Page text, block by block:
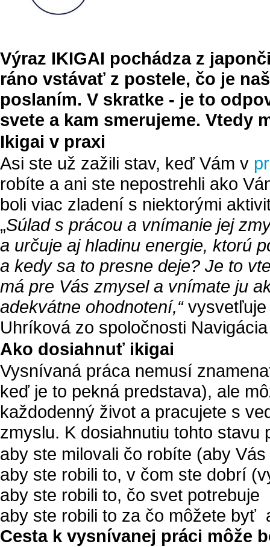
Výraz IKIGAI pochádza z
ráno vstávať z postele, čo je
poslaním. V skratke - je to
svete a kam smerujeme. Vtedy
Ikigai v praxi
Asi ste už zažili stav, keď Vám v
robíte a ani ste nepostrehli ako
boli viac zladení s niektorými
„Súlad s prácou a vnímanie jej
a určuje aj hladinu energie, ktorú
a kedy sa to presne deje? Je to
má pre Vás zmysel a vnímate ju
adekvátne ohodnotení,“vysvetľuje
Uhríková zo spoločnosti
Ako dosiahnuť ikigai
Vysnívaná práca nemusí
keď je to pekná predstava), ale
každodenný život a pracujete s
zmyslu. K dosiahnutiu tohto stavu
aby ste milovali čo robíte (aby
aby ste robili to, v čom ste dobrí
aby ste robili to, čo svet potrebuje
aby ste robili to za čo môžete byť
Cesta k vysnívanej práci môže